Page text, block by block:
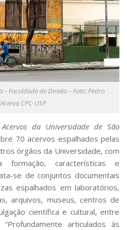
Faculdade de Direito – Foto: Pedro
CPC-USP
da Universidade de São
70 acervos espalhados pelas
órgãos da Universidade, com
formação, características e
se de conjuntos documentais
espalhados em laboratórios,
arquivos, museus, centros de
científica e cultural, entre
articulados às